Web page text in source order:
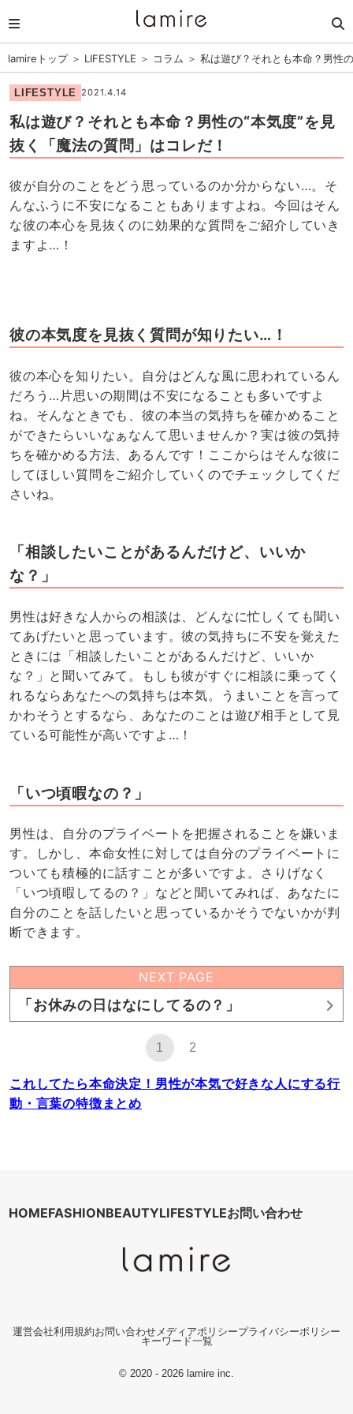
lamireトップ＞ LIFESTYLE ＞ コラム ＞ 私は遊び？それとも本命？男性
LIFESTYLE 2021.4.14
私は遊び？それとも本命？男性の“本気度”を見
抜く「魔法の質問」はコレだ！
彼が自分のことをどう思っているのか分からない…。そ
んなふうに不安になることもありますよね。今回はそん
な彼の本心を見抜くのに効果的な質問をご紹介していき
ますよ…！
彼の本気度を見抜く質問が知りたい…！
彼の本心を知りたい。自分はどんな風に思われているん
だろう…片思いの期間は不安になることも多いですよ
ね。そんなときでも、彼の本当の気持ちを確かめること
ができたらいいなぁなんて思いませんか？実は彼の気持
ちを確かめる方法、あるんです！ここからはそんな彼に
してほしい質問をご紹介していくのでチェックしてくだ
さいね。
「相談したいことがあるんだけど、いいか
な？」
男性は好きな人からの相談は、どんなに忙しくても聞い
てあげたいと思っています。彼の気持ちに不安を覚えた
ときには「相談したいことがあるんだけど、いいか
な？」と聞いてみて。もしも彼がすぐに相談に乗ってく
れるならあなたへの気持ちは本気。うまいことを言って
かわそうとするなら、あなたのことは遊び相手として見
ている可能性が高いですよ…！
「いつ頃暇なの？」
男性は、自分のプライベートを把握されることを嫌いま
す。しかし、本命女性に対しては自分のプライベートに
ついても積極的に話すことが多いですよ。さりげなく
「いつ頃暇してるの？」などと聞いてみれば、あなたに
自分のことを話したいと思っているかそうでないかが判
断できます。
NEXT PAGE
「お休みの日はなにしてるの？」
1 2
これしてたら本命決定！男性が本気で好きな人にする行
動・言葉の特徴まとめ
HOMEFASHIONBEAUTYLIFESTYLEお問い合わせ
運営会社利用規約お問い合わせメディアポリシープライバシーポリシー
キーワード一覧
© 2020 - 2026 lamire inc.